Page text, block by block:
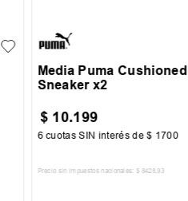
Media Puma Cushioned
Sneaker x2
$ 10.199
6 cuotas SIN interés de$ 1700
Precio sin impuestos nacionales: $ 8428,93